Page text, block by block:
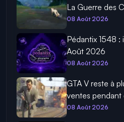
La Guerre des
08 Août 2026
Pédantix 1548
Août 2026
08 Août 2026
GTA V reste à
ventes pendant
08 Août 2026